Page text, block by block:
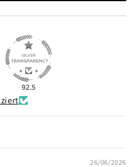
92.5
26/06/2026